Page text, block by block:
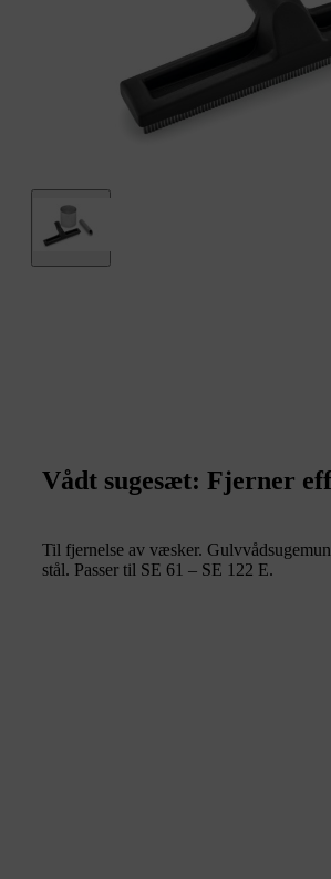
Vådt sugesæt: Fjerner
Til fjernelse av væsker.
stål. Passer til SE 61 – SE 122 E.